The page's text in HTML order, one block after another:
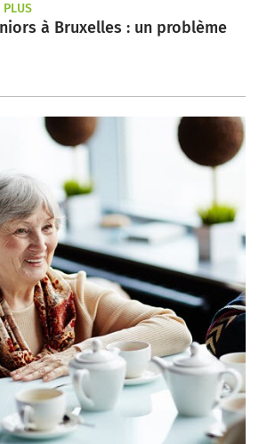
PLUS
à Bruxelles : un problème